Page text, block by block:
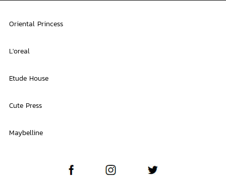
Oriental Princess
L'oreal
Etude House
Cute Press
Maybelline